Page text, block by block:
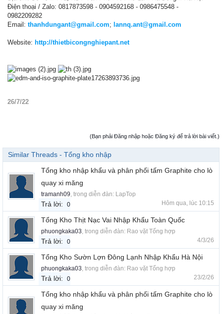
Điện thoại / Zalo: 0817873598 - 0904592168 - 0986475548 -
0982209282
Email: thanhdungant@gmail.com; lannq.ant@gmail.com
Website: http://thietbicongnghiepant.net
26/7/22
(Bạn phải Đăng nhập hoặc Đăng ký để trả lời bài viết.)
Similar Threads - Tổng kho nhập
Tổng kho nhập khẩu và phân phối tấm Graphite cho lò
quay xi măng
tramanh09, trong diễn đàn: LapTop
Trả lời: 0 Hôm qua, lúc 10:15
Tổng Kho Thịt Nạc Vai Nhập Khẩu Toàn Quốc
phuongkaka03, trong diễn đàn: Rao vặt Tổng hợp
Trả lời: 0 4/3/26
Tổng Kho Sườn Lợn Đông Lạnh Nhập Khẩu Hà Nội
phuongkaka03, trong diễn đàn: Rao vặt Tổng hợp
Trả lời: 0 23/2/26
Tổng kho nhập khẩu và phân phối tấm Graphite cho lò
quay xi măng